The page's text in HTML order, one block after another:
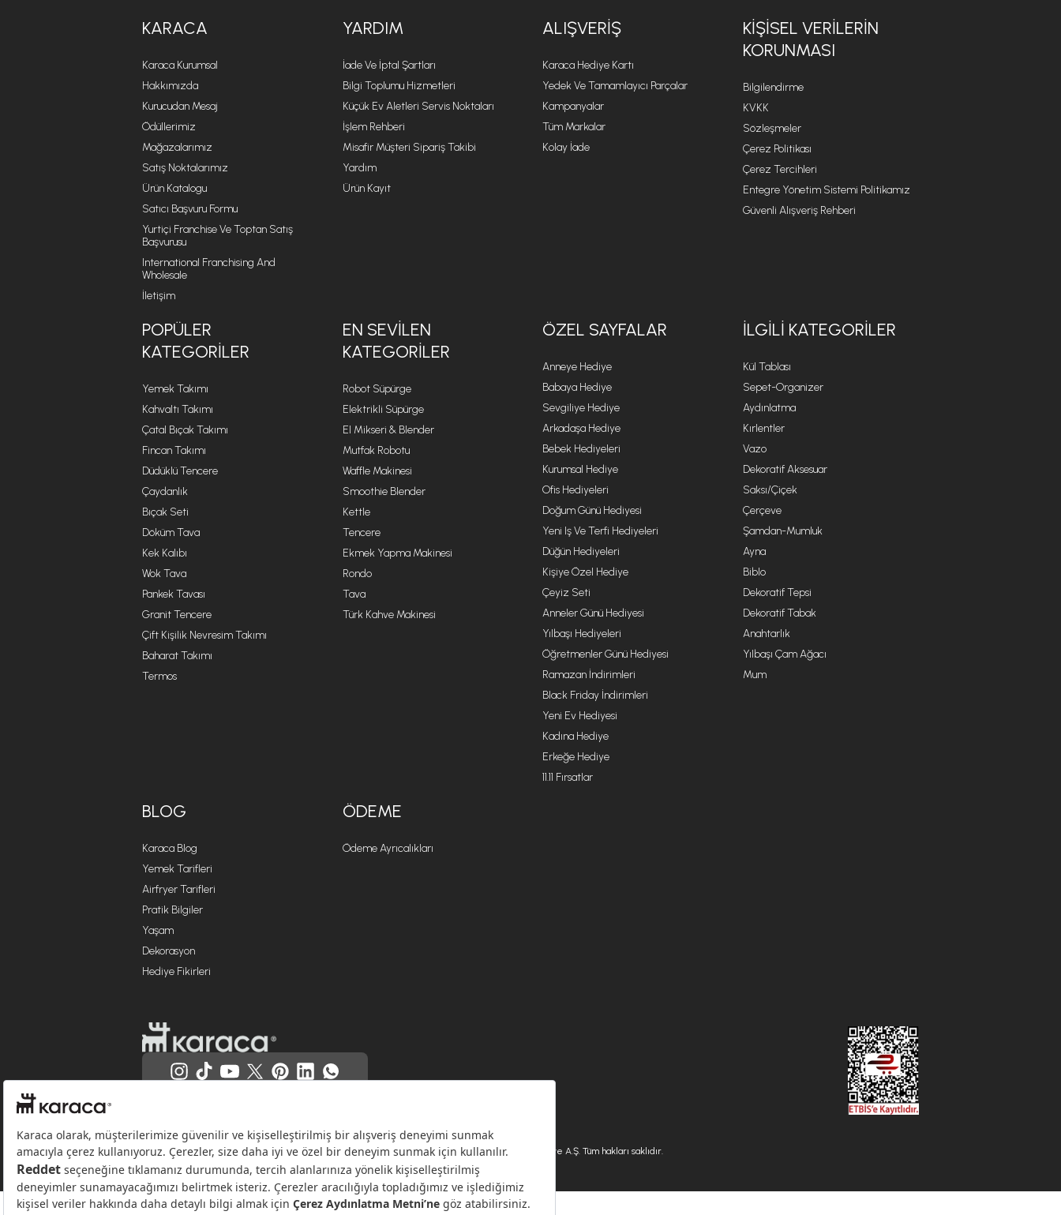
KARACA
Karaca Kurumsal
Hakkımızda
Kurucudan Mesaj
Ödüllerimiz
Mağazalarımız
Satış Noktalarımız
Ürün Katalogu
Satıcı Başvuru Formu
Yurtiçi Franchise Ve Toptan Satış
Başvurusu
International Franchising And
Wholesale
İletişim
YARDIM
İade Ve İptal Şartları
Bilgi Toplumu Hizmetleri
Küçük Ev Aletleri Servis Noktaları
İşlem Rehberi
Misafir Müşteri Sipariş Takibi
Yardım
Ürün Kayıt
ALIŞVERIŞ
Karaca Hediye Kartı
Yedek Ve Tamamlayıcı Parçalar
Kampanyalar
Tüm Markalar
Kolay İade
KIŞISEL VERILERIN
KORUNMASI
Bilgilendirme
KVKK
Sözleşmeler
Çerez Politikası
Çerez Tercihleri
Entegre Yönetim Sistemi Politikamız
Güvenli Alışveriş Rehberi
POPÜLER
KATEGORILER
Yemek Takımı
Kahvaltı Takımı
Çatal Bıçak Takımı
Fincan Takımı
Düdüklü Tencere
Çaydanlık
Bıçak Seti
Döküm Tava
Kek Kalıbı
Wok Tava
Pankek Tavası
Granit Tencere
Çift Kişilik Nevresim Takımı
Baharat Takımı
Termos
EN SEVILEN
KATEGORILER
Robot Süpürge
Elektrikli Süpürge
El Mikseri & Blender
Mutfak Robotu
Waffle Makinesi
Smoothie Blender
Kettle
Tencere
Ekmek Yapma Makinesi
Rondo
Tava
Türk Kahve Makinesi
ÖZEL SAYFALAR
Anneye Hediye
Babaya Hediye
Sevgiliye Hediye
Arkadaşa Hediye
Bebek Hediyeleri
Kurumsal Hediye
Ofis Hediyeleri
Doğum Günü Hediyesi
Yeni Iş Ve Terfi Hediyeleri
Düğün Hediyeleri
Kişiye Özel Hediye
Çeyiz Seti
Anneler Günü Hediyesi
Yılbaşı Hediyeleri
Öğretmenler Günü Hediyesi
Ramazan İndirimleri
Black Friday İndirimleri
Yeni Ev Hediyesi
Kadına Hediye
Erkeğe Hediye
11.11 Fırsatlar
İLGILI KATEGORILER
Kül Tablası
Sepet-Organizer
Aydınlatma
Kırlentler
Vazo
Dekoratif Aksesuar
Saksı/Çiçek
Çerçeve
Şamdan-Mumluk
Ayna
Biblo
Dekoratif Tepsi
Dekoratif Tabak
Anahtarlık
Yılbaşı Çam Ağacı
Mum
BLOG
Karaca Blog
Yemek Tarifleri
Airfryer Tarifleri
Pratik Bilgiler
Yaşam
Dekorasyon
Hediye Fikirleri
ÖDEME
Ödeme Ayrıcalıkları
Karaca.com © 2026 - Karaca Züccaciye A.Ş. Tüm hakları saklıdır.